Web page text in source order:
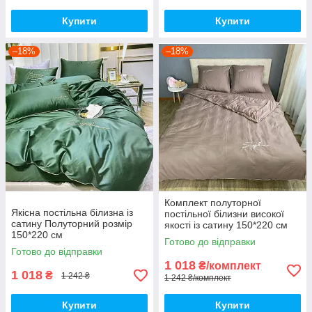
Купити Купити
–18%
Якісна постільна білизна із
сатину Полуторний розмір
150*220 см
Готово до відправки
1 018 ₴ 1 242 ₴
Купити
–18%
Комплект полуторної
постільної білизни високої
якості із сатину 150*220 см
Півтораспальний розмір
Готово до відправки
1 018 ₴/комплект
1 242 ₴/комплект
Купити